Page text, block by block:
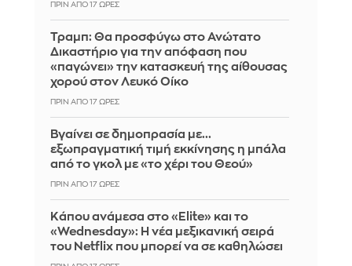
ΠΡΙΝ ΑΠΌ 17 ΏΡΕΣ
Τραμπ: Θα προσφύγω στο Ανώτατο
Δικαστήριο για την απόφαση που
«παγώνει» την κατασκευή της αίθουσας
χορού στον Λευκό Οίκο
ΠΡΙΝ ΑΠΌ 17 ΏΡΕΣ
Βγαίνει σε δημοπρασία με...
εξωπραγματική τιμή εκκίνησης η μπάλα
από το γκολ με «το χέρι του Θεού»
ΠΡΙΝ ΑΠΌ 17 ΏΡΕΣ
Κάπου ανάμεσα στο «Elite» και το
«Wednesday»: Η νέα μεξικανική σειρά
του Netflix που μπορεί να σε καθηλώσει